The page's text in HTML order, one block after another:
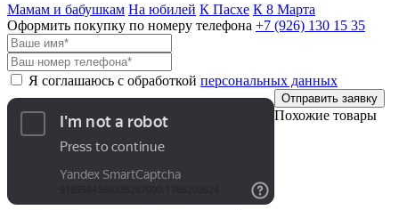
Мамам и бабушкам На юбилей К Пасхе К 8 Марта
Оформить покупку по номеру телефона +7 (926) 130 15 35
Я соглашаюсь с обработкой персональных данных
Отправить заявку
Похожие товары